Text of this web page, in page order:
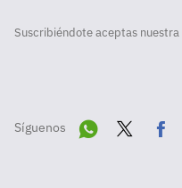
Suscribiéndote aceptas nuestra
Síguenos